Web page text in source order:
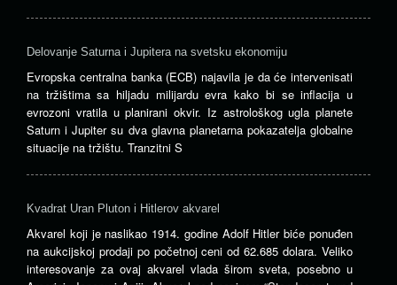
Delovanje Saturna i Jupitera na svetsku ekonomiju
Evropska centralna banka (ECB) najavila je da će intervenisati
na tržištima sa hiljadu milijardu evra kako bi se inflacija u
evrozoni vratila u planirani okvir. Iz astrološkog ugla planete
Saturn i Jupiter su dva glavna planetarna pokazatelja globalne
situacije na tržištu. Tranzitni S
Kvadrat Uran Pluton i Hitlerov akvarel
Akvarel koji je naslikao 1914. godine Adolf Hitler biće ponuđen
na aukcijskoj prodaji po početnoj ceni od 62.685 dolara. Veliko
interesovanje za ovaj akvarel vlada širom sveta, posebno u